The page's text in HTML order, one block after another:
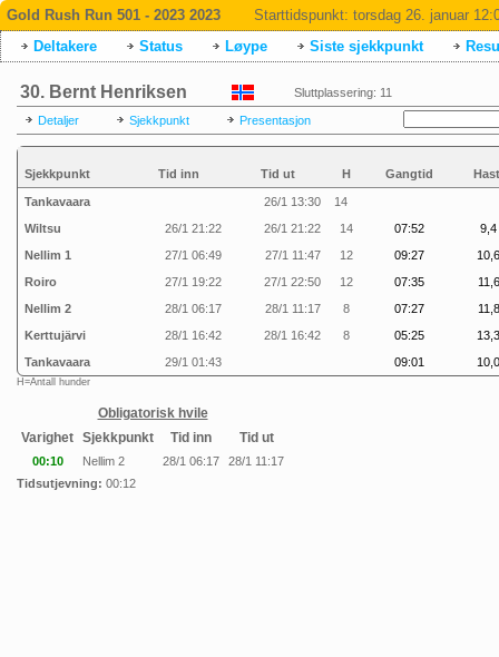
Gold Rush Run 501 - 2023 2023 Starttidspunkt: torsdag 26. januar
Deltakere
Status Løype Siste sjekkpunkt
30. Bernt Henriksen Sluttplassering: 11
Detaljer Sjekkpunkt Presentasjon
Sjekkpunkt Tid inn Tid ut H Gangtid
Tankavaara 26/1 13:30
14
Wiltsu
26/1 21:22 26/1 21:22 14 07:52
Nellim 1
27/1 06:49 27/1 11:47 12 09:27
Roiro
27/1 19:22 27/1 22:50 12 07:35
Nellim 2
28/1 06:17 28/1 11:17 8 07:27
Kerttujärvi
28/1 16:42 28/1 16:42 8 05:25
Tankavaara
29/1 01:43 09:01
H=Antall hunder
Obligatorisk hvile
Varighet Sjekkpunkt Tid inn Tid ut
00:10 Nellim 2 28/1 06:17
28/1 11:17
Tidsutjevning: 00:12